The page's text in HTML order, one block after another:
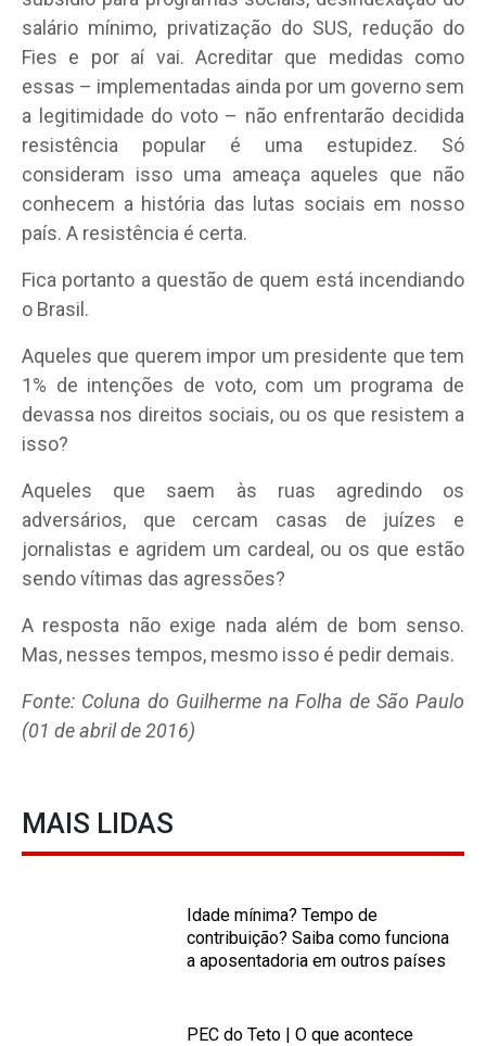
salário mínimo, privatização do SUS, redução do
Fies e por aí vai. Acreditar que medidas como
essas – implementadas ainda por um governo sem
a legitimidade do voto – não enfrentarão decidida
resistência popular é uma estupidez. Só
consideram isso uma ameaça aqueles que não
conhecem a história das lutas sociais em nosso
país. A resistência é certa.
Fica portanto a questão de quem está incendiando
o Brasil.
Aqueles que querem impor um presidente que tem
1% de intenções de voto, com um programa de
devassa nos direitos sociais, ou os que resistem a
isso?
Aqueles que saem às ruas agredindo os
adversários, que cercam casas de juízes e
jornalistas e agridem um cardeal, ou os que estão
sendo vítimas das agressões?
A resposta não exige nada além de bom senso.
Mas, nesses tempos, mesmo isso é pedir demais.
Fonte: Coluna do Guilherme na Folha de São Paulo
(01 de abril de 2016)
MAIS LIDAS
Idade mínima? Tempo de
contribuição? Saiba como funciona
a aposentadoria em outros países
PEC do Teto | O que acontece